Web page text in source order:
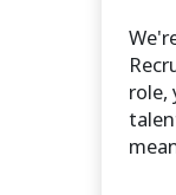
role,